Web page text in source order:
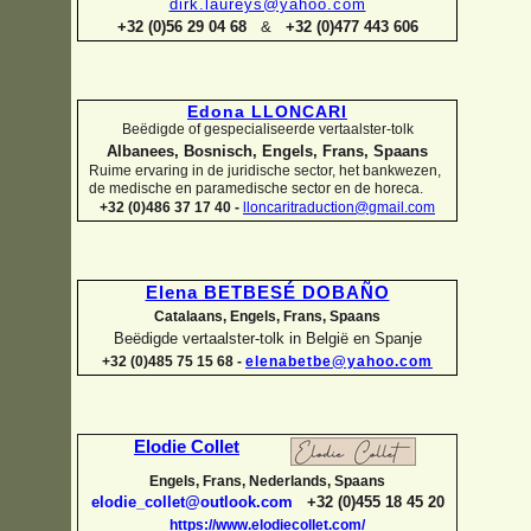
dirk.laureys@yahoo.com
+32 (0)56 29 04 68 & +32 (0)477 443 606
Edona LLONCARI
Beëdigde of gespecialiseerde vertaalster-tolk
Albanees, Bosnisch, Engels, Frans, Spaans
Ruime ervaring in de juridische sector, het bankwezen,
de medische en paramedische sector en de horeca.
+32 (0)486 37 17 40 -
lloncaritraduction@gmail.com
Elena BETBESÉ DOBAÑO
Catalaans, Engels, Frans, Spaans
Beëdigde vertaalster-tolk in België en Spanje
+32 (0)485 75 15 68 - elenabetbe@yahoo.com
Elodie Collet
Engels, Frans, Nederlands, Spaans
elodie_collet@outlook.com +32 (0)455 18 45 20
https://www.elodiecollet.com/